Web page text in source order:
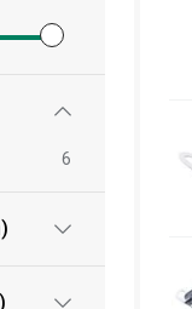
szűrő beállítása
szűrő beállítása
6